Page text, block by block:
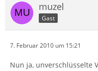
muzel
Gast
7. Februar 2010 um 15:21
Nun ja, unverschlüsselte